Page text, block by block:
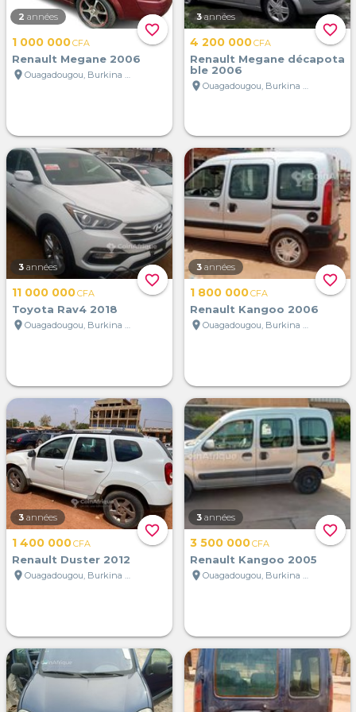
favorite_border
2 années
1 000 000CFA
Renault Megane 2006
location_on
Ouagadougou, Burkina Faso
favorite_border
3 années
4 200 000CFA
Renault Megane décapota
ble 2006
location_on
Ouagadougou, Burkina Faso
favorite_border
3 années
11 000 000CFA
Toyota Rav4 2018
location_on
Ouagadougou, Burkina Faso
favorite_border
3 années
1 800 000CFA
Renault Kangoo 2006
location_on
Ouagadougou, Burkina Faso
favorite_border
3 années
1 400 000CFA
Renault Duster 2012
location_on
Ouagadougou, Burkina Faso
favorite_border
3 années
3 500 000CFA
Renault Kangoo 2005
location_on
Ouagadougou, Burkina Faso